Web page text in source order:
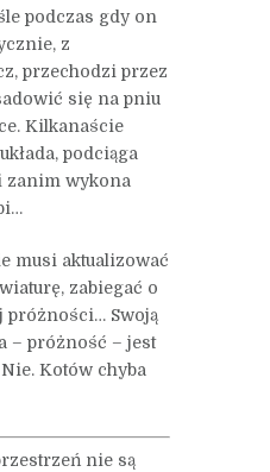
podczas gdy on
z
przechodzi przez
się na pniu
Kilkanaście
podciąga
zanim wykona
musi aktualizować
zabiegać o
próżności… Swoją
– próżność – jest
Kotów chyba
nie są